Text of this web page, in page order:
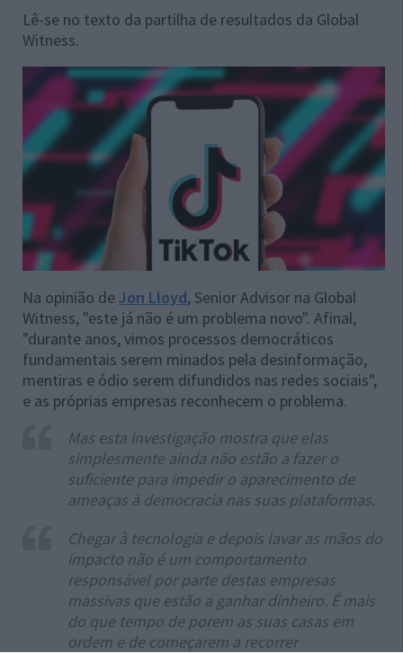
Lê-se no texto da partilha de resultados da Global
Witness.
Na opinião deJon Lloyd, Senior Advisor na Global
Witness, "este já não é um problema novo". Afinal,
"durante anos, vimos processos democráticos
fundamentais serem minados pela desinformação,
mentiras e ódio serem difundidos nas redes sociais",
e as próprias empresas reconhecem o problema.
Mas esta investigação mostra que elas
simplesmente ainda não estão a fazer o
suficiente para impedir o aparecimento de
ameaças à democracia nas suas plataformas.
Chegar à tecnologia e depois lavar as mãos do
impacto não é um comportamento
responsável por parte destas empresas
massivas que estão a ganhar dinheiro. É mais
do que tempo de porem as suas casas em
ordem e de começarem a recorrer